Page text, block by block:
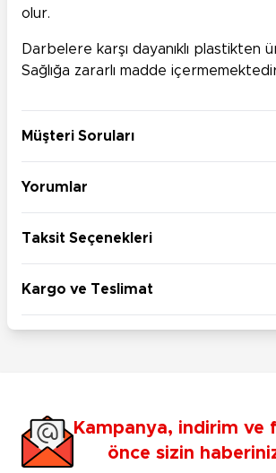
olur.
Darbelere karşı dayanıklı plastikten
Sağlığa zararlı madde
Müşteri Soruları
Yorumlar
Taksit Seçenekleri
Kargo ve Teslimat
Kampanya, indirim ve
önce sizin